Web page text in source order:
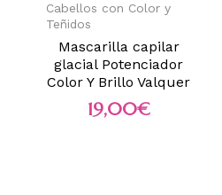
Cabellos con Color y
Teñidos
Mascarilla capilar
glacial Potenciador
Color Y Brillo Valquer
19,00€